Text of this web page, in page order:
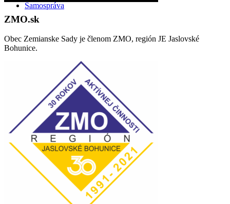
Samospráva
Obecné zastupiteľstvo
Starosta obce
Kontrolór obce
ZMO.sk
Obec Zemianske Sady je členom ZMO, región JE Jaslovské
Bohunice.